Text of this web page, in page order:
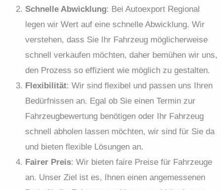
Schnelle Abwicklung: Bei Autoexport Regional
legen wir Wert auf eine schnelle Abwicklung. Wir
verstehen, dass Sie Ihr Fahrzeug möglicherweise
schnell verkaufen möchten, daher bemühen wir uns,
den Prozess so effizient wie möglich zu gestalten.
Flexibilität: Wir sind flexibel und passen uns Ihren
Bedürfnissen an. Egal ob Sie einen Termin zur
Fahrzeugbewertung benötigen oder Ihr Fahrzeug
schnell abholen lassen möchten, wir sind für Sie da
und bieten flexible Lösungen an.
Fairer Preis: Wir bieten faire Preise für Fahrzeuge
an. Unser Ziel ist es, Ihnen einen angemessenen